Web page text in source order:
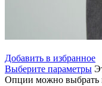
Добавить в избранное
Выберите параметры
Опции можно выбрать